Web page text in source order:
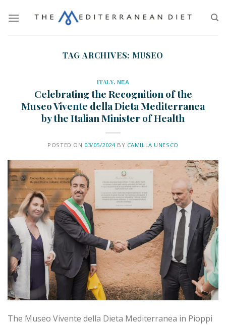
TAG ARCHIVES: MUSEO
ITALY, ΝΕΑ
Celebrating the Recognition of the
Museo Vivente della Dieta Mediterranea
by the Italian Minister of Health
POSTED ON 03/05/2024BY CAMILLA.UNESCO
The Museo Vivente della Dieta Mediterranea in Pioppi